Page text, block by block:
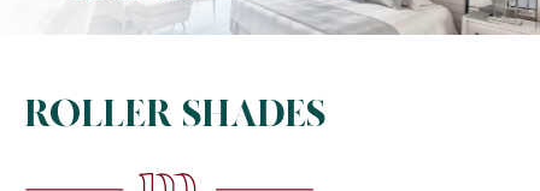
ROLLER SHADES